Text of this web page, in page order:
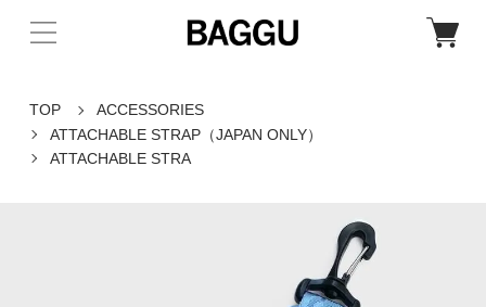
TOP
ACCESSORIES
ATTACHABLE STRAP（JAPAN ONLY）
ATTACHABLE STRA